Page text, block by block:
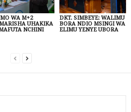
WA M+2
UHAKIKA
NCHINI
DKT. SIMBEYE: WALIMU
BORA NDIO MSINGI WA
ELIMU YENYE UBORA